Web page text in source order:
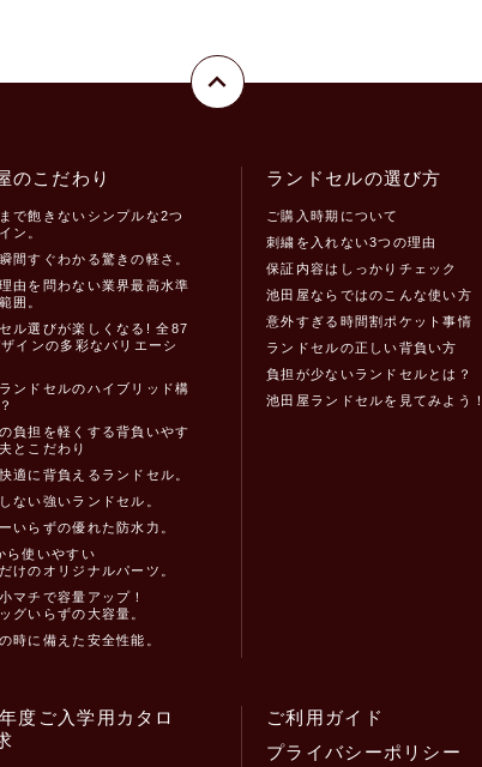
のこだわり
で飽きないシンプルな2つ
ン。
間すぐわかる驚きの軽さ。
由を問わない業界最高水準
囲。
ル選びが楽しくなる! 全87
インの多彩なバリエーシ
ンドセルのハイブリッド構
負担を軽くする背負いやす
とこだわり
適に背負えるランドセル。
ない強いランドセル。
いらずの優れた防水力。
ら使いやすい
けのオリジナルパーツ。
マチで容量アップ！
グいらずの大容量。
時に備えた安全性能。
ランドセルの選び方
ご購入時期について
刺繍を入れない3つの理由
保証内容はしっかりチェック
池田屋ならではのこんな使い方
意外すぎる時間割ポケット事情
ランドセルの正しい背負い方
負担が少ないランドセルとは？
池田屋ランドセルを見てみよう！
度ご入学用カタロ
ご利用ガイド
プライバシーポリシー